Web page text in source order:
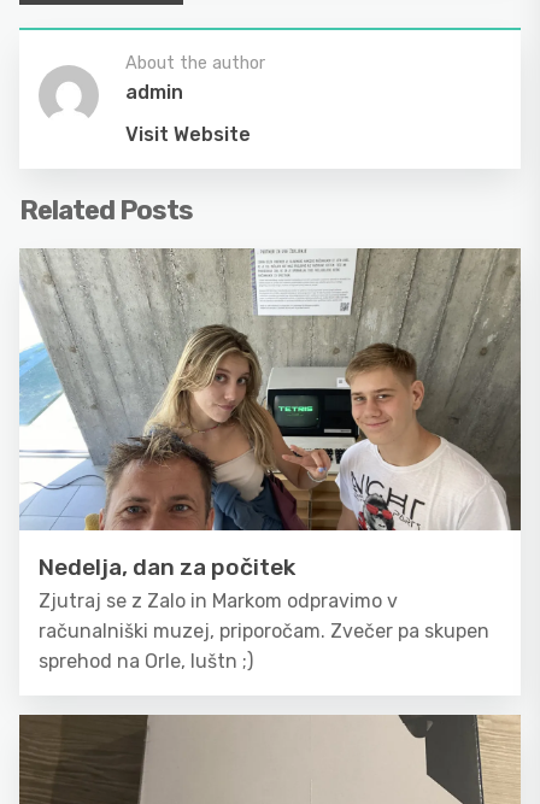
About the author
admin
Visit Website
Related Posts
Nedelja, dan za počitek
Zjutraj se z Zalo in Markom odpravimo v
računalniški muzej, priporočam. Zvečer pa skupen
sprehod na Orle, luštn ;)